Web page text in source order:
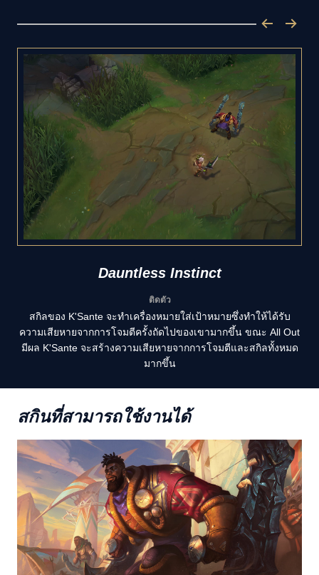
Dauntless Instinct
ติดตัว
สกิลของ K'Sante จะทำเครื่องหมายใส่เป้าหมายซึ่งทำให้ได้รับ
ความเสียหายจากการโจมตีครั้งถัดไปของเขามากขึ้น ขณะ All Out
มีผล K'Sante จะสร้างความเสียหายจากการโจมตีและสกิลทั้งหมด
มากขึ้น
สกินที่สามารถใช้งานได้